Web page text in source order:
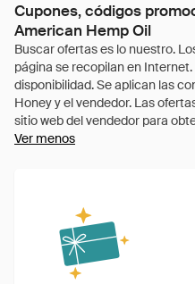
Cupones, códigos
American Hemp Oil
Ver menos